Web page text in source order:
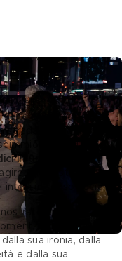
della
bene che tutto ciò
strada, senza né
i suoi
in un nuovo
su questo
, intesi in senso social.
di saper
rendendoli
sua ironia, dalla
e dalla sua